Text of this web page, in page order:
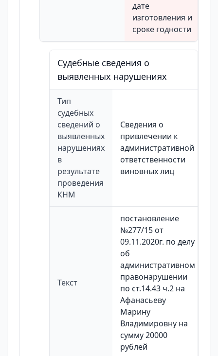
дате
изготовления и
сроке годности
Судебные сведения о
выявленных нарушениях
Тип
судебных
сведений о
выявленных
нарушениях
в
результате
проведения
КНМ
Сведения о
привлечении к
административной
ответственности
виновных лиц
Текст
постановление
№277/15 от
09.11.2020г. по делу
об
административном
правонарушении
по ст.14.43 ч.2 на
Афанасьеву
Марину
Владимировну на
сумму 20000
рублей